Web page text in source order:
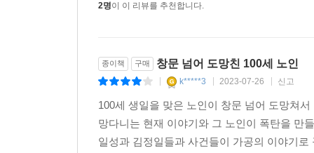
2명이 이 리뷰를 추천합니다.
종이책 구매 창문 넘어 도망친 100세 노인
k*****3 2023-07-26 신고
100세 생일을 맞은 노인이 창문 넘어 도망쳐
망다니는 현재 이야기와 그 노인이 폭탄을 만
일성과 김정일들과 사건들이 가공의 이야기